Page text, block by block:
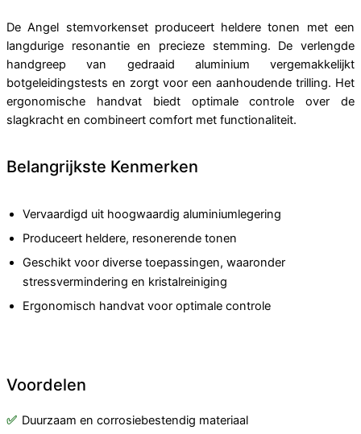
De Angel stemvorkenset produceert heldere tonen met een
langdurige resonantie en precieze stemming. De verlengde
handgreep van gedraaid aluminium vergemakkelijkt
botgeleidingstests en zorgt voor een aanhoudende trilling. Het
ergonomische handvat biedt optimale controle over de
slagkracht en combineert comfort met functionaliteit.
Belangrijkste Kenmerken
Vervaardigd uit hoogwaardig aluminiumlegering
Produceert heldere, resonerende tonen
Geschikt voor diverse toepassingen, waaronder
stressvermindering en kristalreiniging
Ergonomisch handvat voor optimale controle
Voordelen
Duurzaam en corrosiebestendig materiaal